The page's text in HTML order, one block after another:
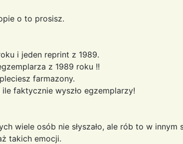
o to prosisz.
i jeden reprint z 1989.
z 1989 roku !!
farmazony.
faktycznie wyszło egzemplarzy!
wiele osób nie słyszało, ale rób to w
takich emocji.